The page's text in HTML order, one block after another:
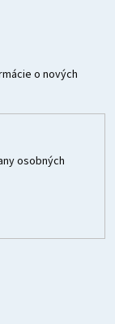
o nových
osobných